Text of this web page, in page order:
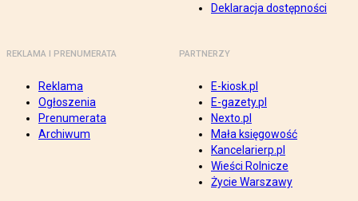
Deklaracja dostępności
REKLAMA I PRENUMERATA
Reklama
Ogłoszenia
Prenumerata
Archiwum
PARTNERZY
E-kiosk.pl
E-gazety.pl
Nexto.pl
Mała księgowość
Kancelarierp.pl
Wieści Rolnicze
Życie Warszawy